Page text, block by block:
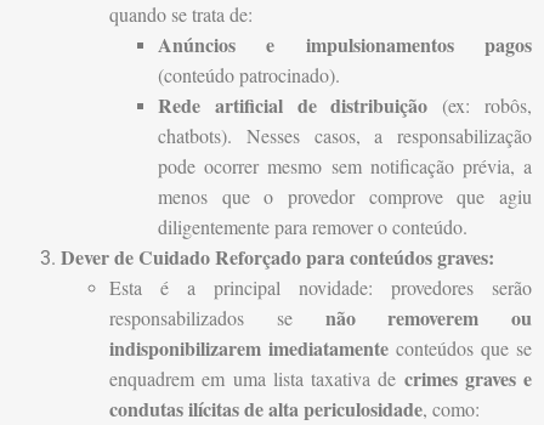
quando se trata de:
Anúncios e impulsionamentos pagos
(conteúdo patrocinado).
Rede artificial de distribuição (ex: robôs,
chatbots). Nesses casos, a responsabilização
pode ocorrer mesmo sem notificação prévia, a
menos que o provedor comprove que agiu
diligentemente para remover o conteúdo.
Dever de Cuidado Reforçado para conteúdos graves:
Esta é a principal novidade: provedores serão
responsabilizados se não removerem ou
indisponibilizarem imediatamente conteúdos que se
enquadrem em uma lista taxativa de crimes graves e
condutas ilícitas de alta periculosidade, como: